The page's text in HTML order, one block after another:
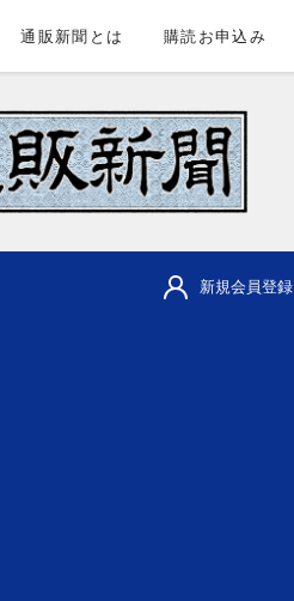
通販新聞とは 購読お申込み
新規会員登録